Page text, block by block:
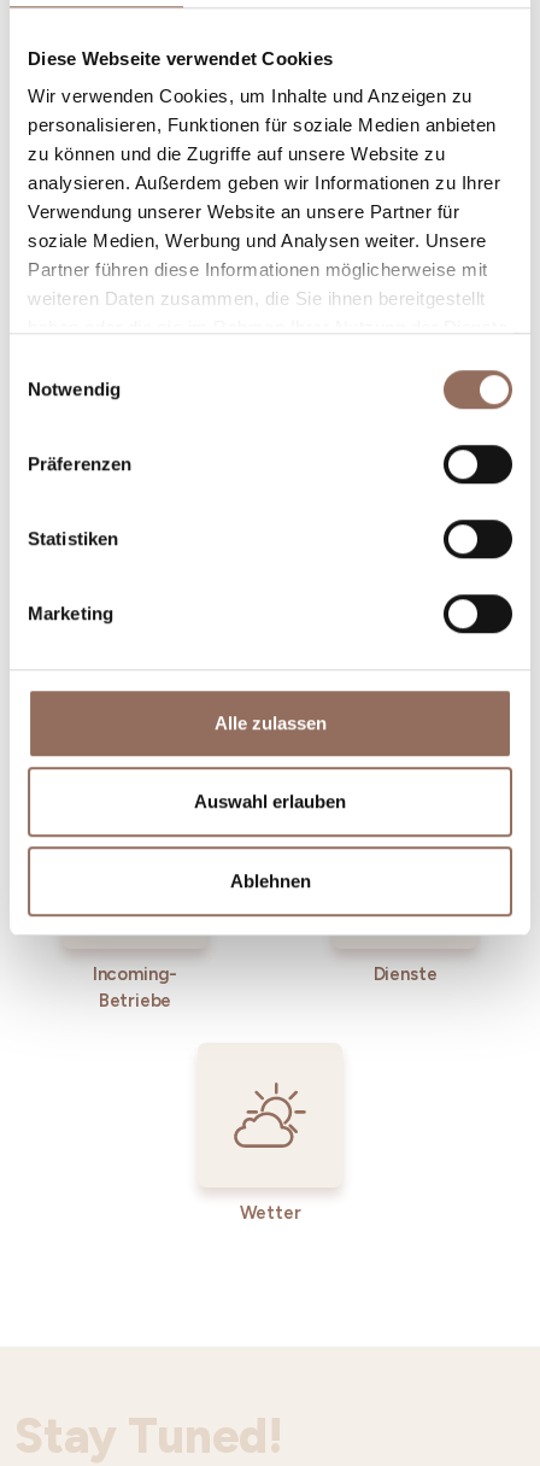
Diese Webseite verwendet Cookies
Wir verwenden Cookies, um Inhalte und Anzeigen zu
personalisieren, Funktionen für soziale Medien anbieten
zu können und die Zugriffe auf unsere Website zu
analysieren. Außerdem geben wir Informationen zu Ihrer
Verwendung unserer Website an unsere Partner für
soziale Medien, Werbung und Analysen weiter. Unsere
Partner führen diese Informationen möglicherweise mit
weiteren Daten zusammen, die Sie ihnen bereitgestellt
Notwendig
Präferenzen
Statistiken
Marketing
Alle zulassen
Auswahl erlauben
Ablehnen
Unterkunftskapazität
Rooms number:8
Anzahl Badezimmer:8
Beds number:
16
Winkel des Langhe Monferrato Roero unternehmen
willst, mit einem Blick aufs Wetter in Echtzeit.
Trinken
Incoming-
Betriebe
Dienste
Wetter
Stay Tuned!